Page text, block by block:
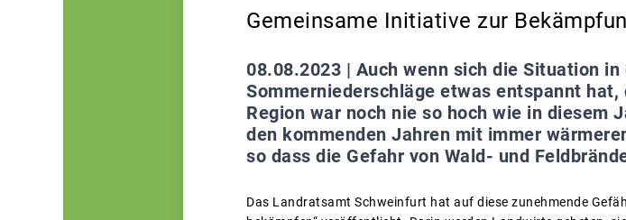
Gemeinsame Initiative zur
08.08.2023 | Auch wenn sich die Situation
Sommerniederschläge etwas entspannt
Region war noch nie so hoch wie in diesem
den kommenden Jahren mit immer
so dass die Gefahr von Wald- und
Das Landratsamt Schweinfurt hat auf diese zunehmende